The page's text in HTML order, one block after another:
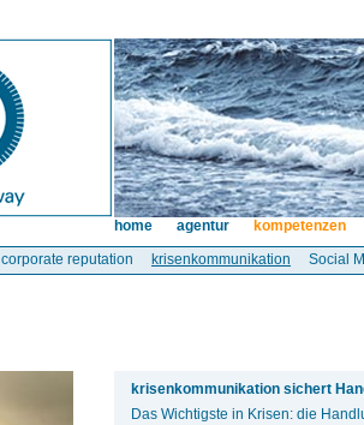
corporate reputation krisenkommunikation Social
home agentur kompetenzen
krisenkommunikation sichert
Das Wichtigste in Krisen: die